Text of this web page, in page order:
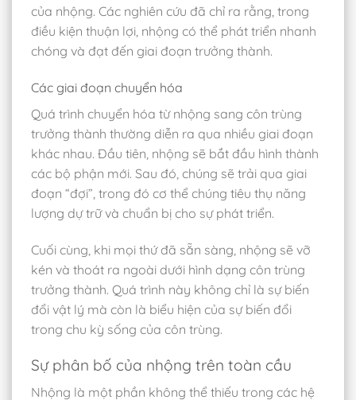
của nhộng. Các nghiên cứu đã chỉ ra rằng, trong
điều kiện thuận lợi, nhộng có thể phát triển nhanh
chóng và đạt đến giai đoạn trưởng thành.
Các giai đoạn chuyển hóa
Quá trình chuyển hóa từ nhộng sang côn trùng
trưởng thành thường diễn ra qua nhiều giai đoạn
khác nhau. Đầu tiên, nhộng sẽ bắt đầu hình thành
các bộ phận mới. Sau đó, chúng sẽ trải qua giai
đoạn “đợi”, trong đó cơ thể chúng tiêu thụ năng
lượng dự trữ và chuẩn bị cho sự phát triển.
Cuối cùng, khi mọi thứ đã sẵn sàng, nhộng sẽ vỡ
kén và thoát ra ngoài dưới hình dạng côn trùng
trưởng thành. Quá trình này không chỉ là sự biến
đổi vật lý mà còn là biểu hiện của sự biến đổi
trong chu kỳ sống của côn trùng.
Sự phân bố của nhộng trên toàn cầu
Nhộng là một phần không thể thiếu trong các hệ